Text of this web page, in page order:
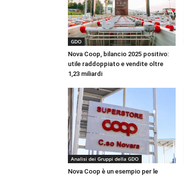
GDO
Nova Coop, bilancio 2025 positivo:
utile raddoppiato e vendite oltre
1,23 miliardi
Analisi dei Gruppi della GDO
Nova Coop è un esempio per le